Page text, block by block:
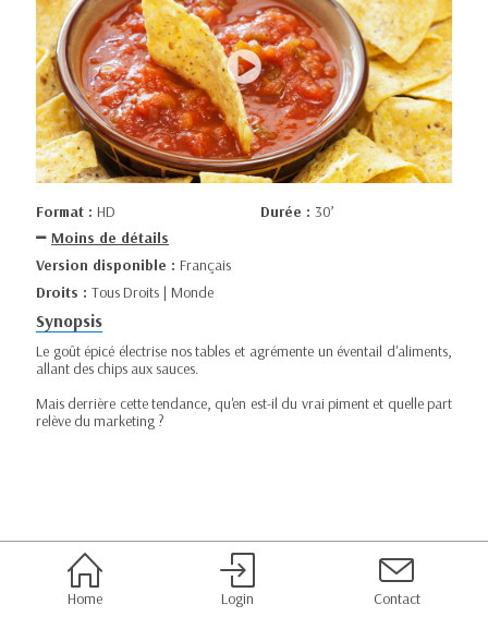
Format : HD Durée : 30’
Moins de détails
Version disponible : Français
Droits : Tous Droits | Monde
Synopsis
Le goût épicé électrise nos tables et agrémente un éventail d'aliments,
allant des chips aux sauces.
Mais derrière cette tendance, qu'en est-il du vrai piment et quelle part
relève du marketing ?
Home Login Contact